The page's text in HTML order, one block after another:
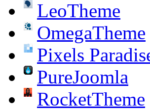
LeoTheme
OmegaTheme
Pixels
PureJoomla
RocketTheme